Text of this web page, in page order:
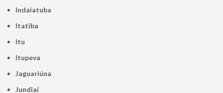
Indaiatuba
Itatiba
Itu
Itupeva
Jaguariúna
Jundiaí